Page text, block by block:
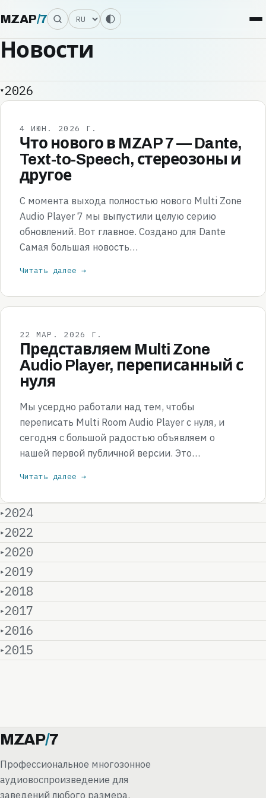
MZAP/7 Язык
Новости
2026
4 ИЮН. 2026 Г.
Что нового в MZAP 7 — Dante,
Text-to-Speech, стереозоны и
другое
С момента выхода полностью нового Multi Zone
Audio Player 7 мы выпустили целую серию
обновлений. Вот главное. Создано для Dante
Самая большая новость…
Читать далее →
22 МАР. 2026 Г.
Представляем Multi Zone
Audio Player, переписанный с
нуля
Мы усердно работали над тем, чтобы
переписать Multi Room Audio Player с нуля, и
сегодня с большой радостью объявляем о
нашей первой публичной версии. Это…
Читать далее →
2024
2022
2020
2019
2018
2017
2016
2015
MZAP/7
Профессиональное многозонное
аудиовоспроизведение для
заведений любого размера.